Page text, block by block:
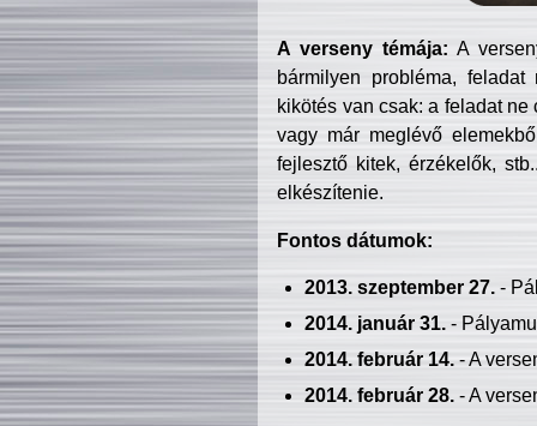
A verseny témája: A
bármilyen probléma, feladat
kikötés van csak: a feladat
vagy már meglévő
fejlesztő kitek, érzékelők,
elkészítenie.
Fontos dátumok:
2013. szeptember 27.-
2014. január 31.-
2014. február 14.- A
2014. február 28.- A